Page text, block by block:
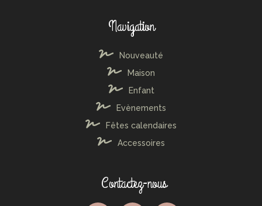
Navigation
Nouveauté
Maison
Enfant
Evènements
Fêtes calendaires
Accessoires
Contactez-nous